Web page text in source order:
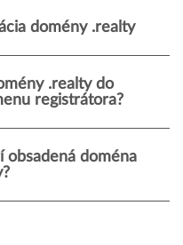
domény .realty
.realty do
registrátora?
obsadená doména